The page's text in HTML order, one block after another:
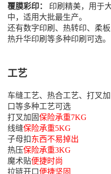
覆膜彩印：
印刷精美，用于
中，适用大批最生产。
还有数字印刷、热转印、柔
热升华印刷等多种印刷可选。
工艺
车缝工艺、热合工艺、打叉
口等多种工艺可选
打叉加固保险承重7KG
线缝保险承重5KG
子母扣 东西不易掉出
热压保险承重3KG
魔术贴便捷时尚
拉链开口便捷坚固